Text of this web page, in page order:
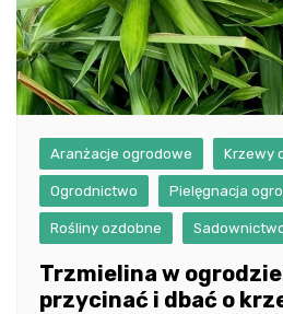
Aranżacje ogrodowe Krzewy
Ogrodnictwo Pielęgnacja
Rośliny ozdobne
Trzmielina w
przycinać i dbać o